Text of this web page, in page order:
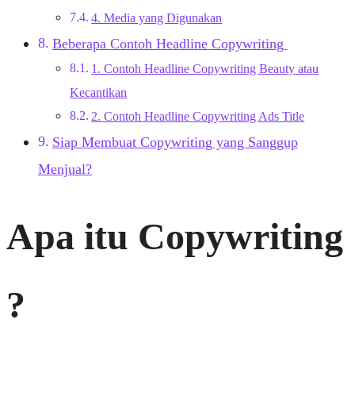
4. Media yang Digunakan
Beberapa Contoh Headline Copywriting
1. Contoh Headline Copywriting Beauty atau
Kecantikan
2. Contoh Headline Copywriting Ads Title
Siap Membuat Copywriting yang Sanggup
Menjual?
Apa itu Copywriting
?